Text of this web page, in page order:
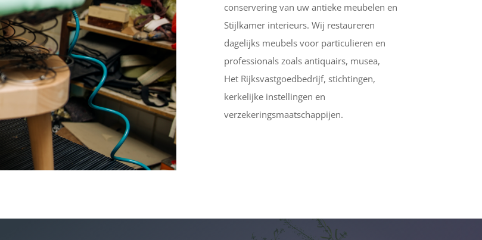
conservering van uw antieke meubelen en
Stijlkamer interieurs. Wij restaureren
dagelijks meubels voor particulieren en
professionals zoals antiquairs, musea,
Het Rijksvastgoedbedrijf, stichtingen,
kerkelijke instellingen en
verzekeringsmaatschappijen.